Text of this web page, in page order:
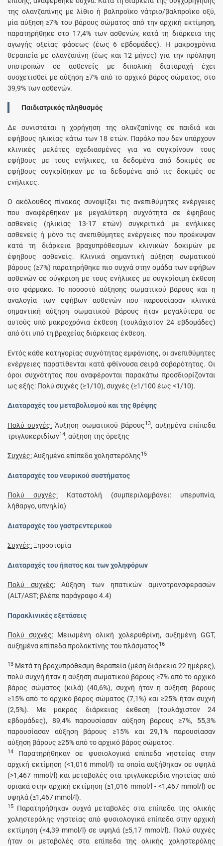
της ολανζαπίνης με λίθιο ή βαλπροϊκο νάτριο/βαλπροϊκο οξύ,
μία αύξηση ≥7% του βάρους σώματος από την αρχική εκτίμηση,
παρατηρήθηκε στο 17,4% των ασθενών, κατά τη διάρκεια της
αγωγής οξείας φάσεως (έως 6 εβδομάδες). Η μακροχρόνια
θεραπεία με ολανζαπίνη (έως και 12 μήνες) για την πρόληψη
υποτροπών σε ασθενείς με διπολική διαταραχή έχει
συσχετισθεί με αύξηση ≥7% από το αρχικό βάρος σώματος, στο
39,9% των ασθενών.
Παιδιατρικός πληθυσμός
Δε συνιστάται η χορήγηση της ολανζαπίνης σε παιδιά και
εφήβους ηλικίας κάτω των 18 ετών. Παρόλο που δεν υπάρχουν
κλινικές μελέτες σχεδιασμένες για να συγκρίνουν τους
εφήβους με τους ενήλικες, τα δεδομένα από δοκιμές σε
εφήβους συγκρίθηκαν με τα δεδομένα από τις δοκιμές σε
ενήλικες.
Ο ακόλουθος πίνακας συνοψίζει τις ανεπιθύμητες ενέργειες
που αναφέρθηκαν με μεγαλύτερη συχνότητα σε έφηβους
ασθενείς (ηλικίας 13-17 ετών) συγκριτικά με ενήλικες
ασθενείς ή μόνο τις ανεπιθύμητες ενέργειες που προέκυψαν
κατά τη διάρκεια βραχυπρόθεσμων κλινικών δοκιμών με
έφηβους ασθενείς. Κλινικά σημαντική αύξηση σωματικού
βάρους (≥7%) παρατηρήθηκε πιο συχνά στην ομάδα των εφήβων
ασθενών σε σύγκριση με τους ενήλικες με συγκρίσιμη έκθεση
στο φάρμακο. Το ποσοστό αύξησης σωματικού βάρους και η
αναλογία των εφήβων ασθενών που παρουσίασαν κλινικά
σημαντική αύξηση σωματικού βάρους ήταν μεγαλύτερα σε
αυτούς υπό μακροχρόνια έκθεση (τουλάχιστον 24 εβδομάδες)
από ότι υπό τη βραχείας διάρκειας έκθεση.
Εντός κάθε κατηγορίας συχνότητας εμφάνισης, οι ανεπιθύμητες
ενέργειες παρατίθενται κατά φθίνουσα σειρά σοβαρότητας. Οι
όροι συχνότητας που αναφέρονται παρακάτω προσδιορίζονται
ως εξής: Πολύ συχνές (≥1/10), συχνές (≥1/100 έως <1/10).
Διαταραχές του μεταβολισμού και της θρέψης
Πολύ συχνές: Άυξηση σωματικού βάρους13, αυξημένα επίπεδα
τριγλυκεριδίων14, αύξηση της όρεξης
Συχνές:Αυξημένα επίπεδα χοληστερόλης15
Διαταραχές του νευρικού συστήματος
Πολύ συχνές: Καταστολή (συμπεριλαμβάνει: υπερυπνία,
λήθαργο, υπνηλία)
Διαταραχές του γαστρεντερικού
Συχνές:Ξηροστομία
Διαταραχές του ήπατος και των χοληφόρων
Πολύ συχνές:Αύξηση των ηπατικών αμινοτρανσφερασών
(ALT/AST; βλέπε παράγραφο 4.4)
Παρακλινικές εξετάσεις
Πολύ συχνές:Μειωμένη ολική χολερυθρίνη, αυξημένη GGT,
αυξημένα επίπεδα προλακτίνης του πλάσματος16
13 Μετά τη βραχυπρόθεσμη θεραπεία (μέση διάρκεια 22 ημέρες),
πολύ συχνή ήταν η αύξηση σωματικού βάρους ≥7% από το αρχικό
βάρος σώματος (κιλά) (40,6%), συχνή ήταν η αύξηση βάρους
≥15% από το αρχικό βάρος σώματος (7,1%) και ≥25% ήταν συχνή
(2,5%). Με μακράς διάρκειας έκθεση (τουλάχιστον 24
εβδομάδες), 89,4% παρουσίασαν αύξηση βάρους ≥7%, 55,3%
παρουσίασαν αύξηση βάρους ≥15% και 29,1% παρουσίασαν
αύξηση βάρους ≥25% από το αρχικό βάρος σώματος.
14
Παρατηρήθηκαν σε φυσιολογικά επίπεδα νηστείας στην
αρχική εκτίμηση (<1,016 mmol/l) τα οποία αυξήθηκαν σε υψηλά
(>1,467 mmol/l) και μεταβολές στα τριγλυκερίδια νηστείας από
οριακά στην αρχική εκτίμηση (≥1,016 mmol/l - <1,467 mmol/l) σε
υψηλά (≥1,467 mmol/l).
15
Παρατηρήθηκαν συχνά μεταβολές στα επίπεδα της ολικής
χοληστερόλης νηστείας από φυσιολογικά επίπεδα στην αρχική
εκτίμηση (<4,39 mmol/l) σε υψηλά (≥5,17 mmol/l). Πολύ συχνές
ήταν οι μεταβολές στα επίπεδα της ολικής χοληστερόλης